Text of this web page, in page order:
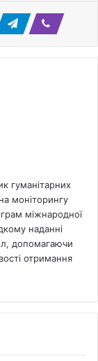
гуманітарних
моніторингу
міжнародної
наданні
допомагаючи
отримання